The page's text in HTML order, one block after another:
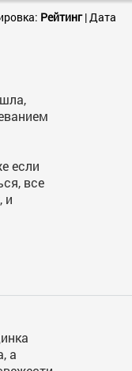
Рейтинг| Дата
если
все
и
а